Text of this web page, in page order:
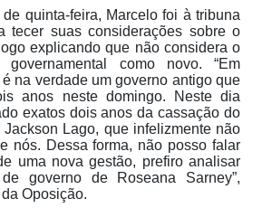
quinta-feira, Marcelo foi à tribuna
tecer suas considerações sobre o
explicando que não considera o
governamental como novo. “Em
na verdade um governo antigo que
anos neste domingo. Neste dia
exatos dois anos da cassação do
Jackson Lago, que infelizmente não
nós. Dessa forma, não posso falar
uma nova gestão, prefiro analisar
governo de Roseana Sarney”,
Oposição.